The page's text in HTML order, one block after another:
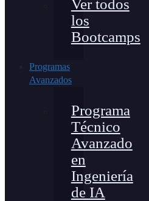
Ver todos
los
Bootcamps
Programas
Avanzados
Programa
Técnico
Avanzado
en
Ingeniería
de IA